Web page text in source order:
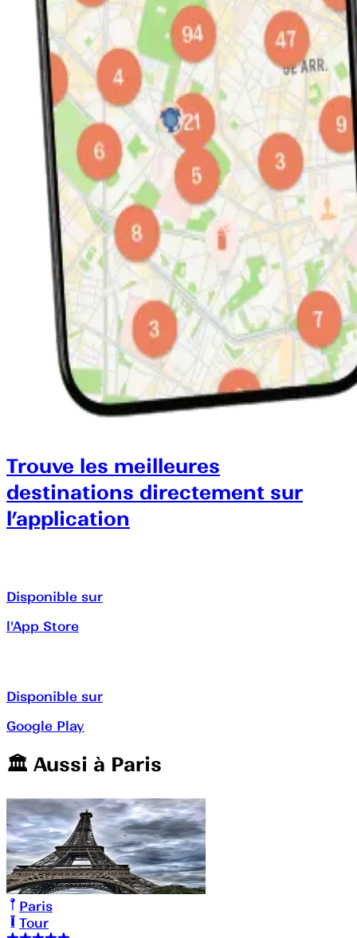
Trouve les meilleures
destinations directement sur
l’application
Disponible sur
l'App Store
Disponible sur
Google Play
🏛️️ Aussi à Paris
Paris
Tour